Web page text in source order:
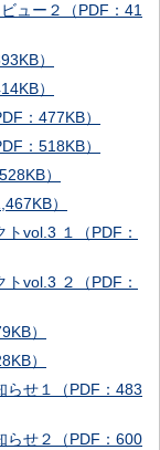
ュー２（PDF：41
）
）
：477KB）
：518KB）
）
）
vol.3 １（PDF：
vol.3 ２（PDF：
）
）
らせ１（PDF：483
らせ２（PDF：600